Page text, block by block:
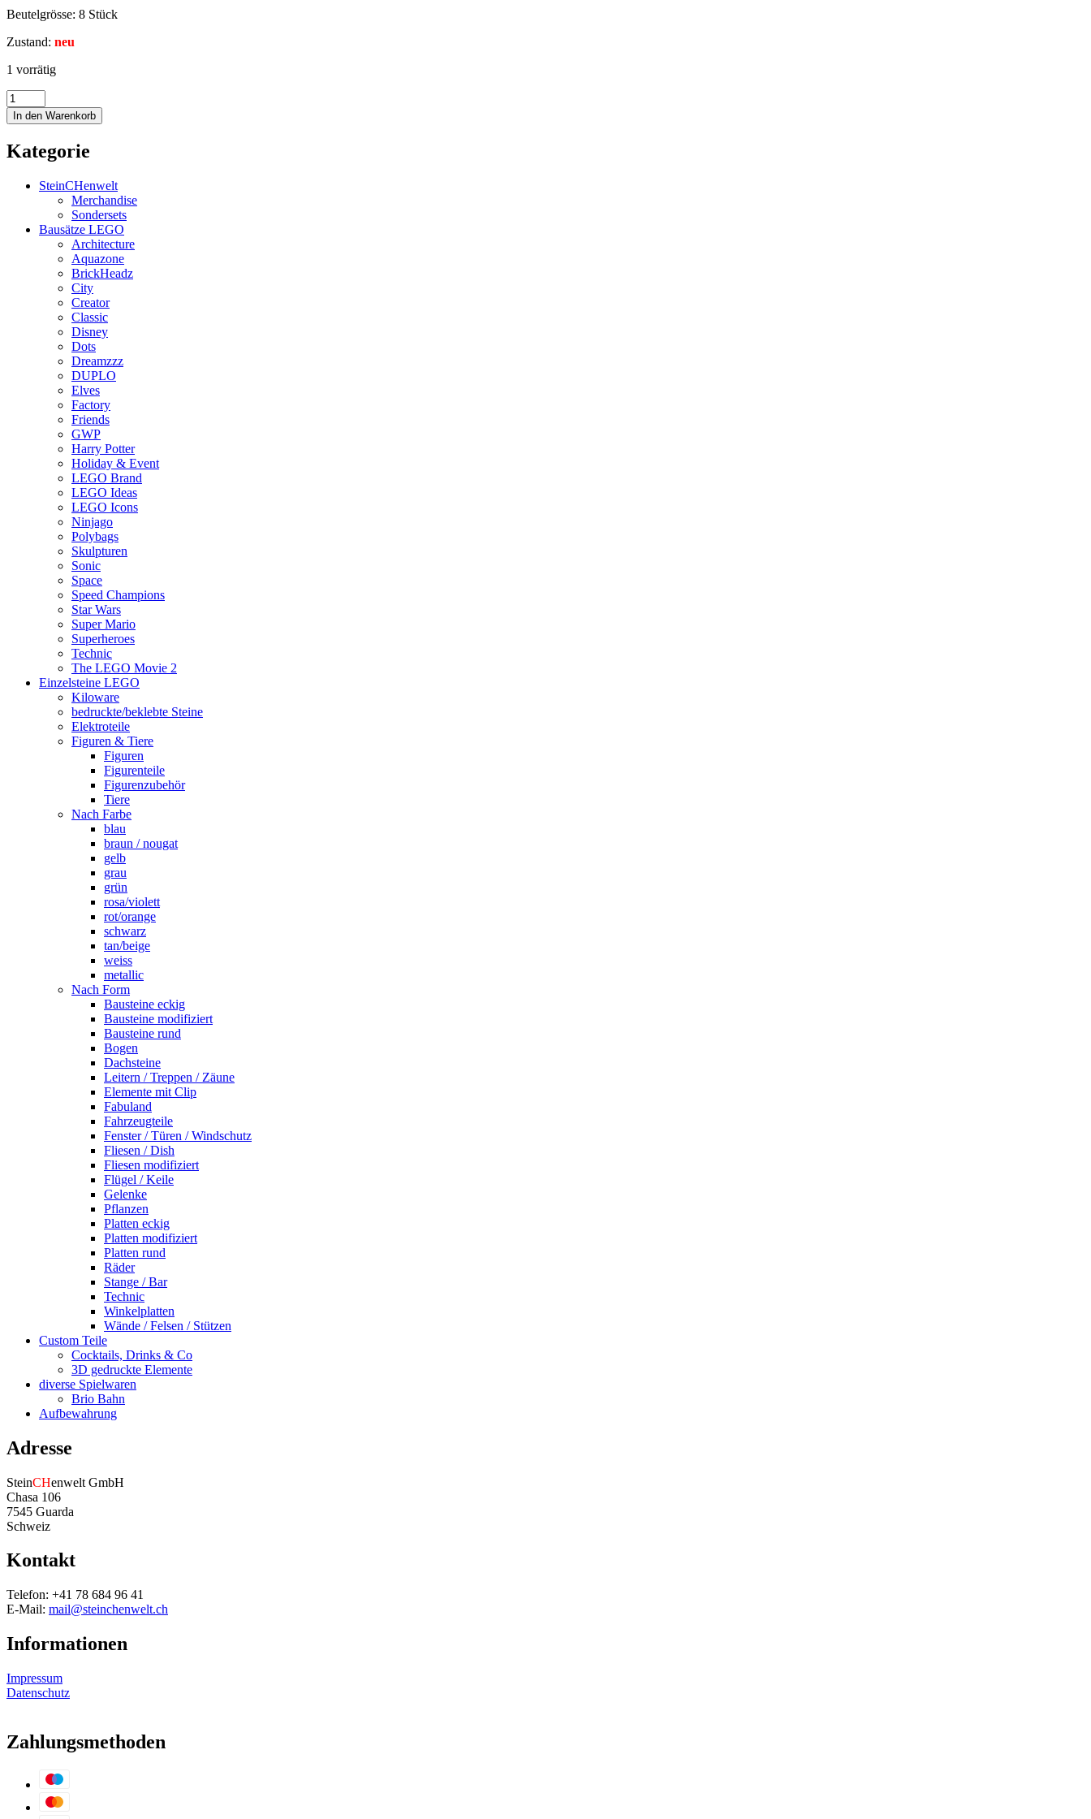
Beutelgrösse: 8 Stück
Zustand: neu
1 vorrätig
In den Warenkorb
Kategorie
SteinCHenwelt
Merchandise
Sondersets
Bausätze LEGO
Architecture
Aquazone
BrickHeadz
City
Creator
Classic
Disney
Dots
Dreamzzz
DUPLO
Elves
Factory
Friends
GWP
Harry Potter
Holiday & Event
LEGO Brand
LEGO Ideas
LEGO Icons
Ninjago
Polybags
Skulpturen
Sonic
Space
Speed Champions
Star Wars
Super Mario
Superheroes
Technic
The LEGO Movie 2
Einzelsteine LEGO
Kiloware
bedruckte/beklebte Steine
Elektroteile
Figuren & Tiere
Figuren
Figurenteile
Figurenzubehör
Tiere
Nach Farbe
blau
braun / nougat
gelb
grau
grün
rosa/violett
rot/orange
schwarz
tan/beige
weiss
metallic
Nach Form
Bausteine eckig
Bausteine modifiziert
Bausteine rund
Bogen
Dachsteine
Leitern / Treppen / Zäune
Elemente mit Clip
Fabuland
Fahrzeugteile
Fenster / Türen / Windschutz
Fliesen / Dish
Fliesen modifiziert
Flügel / Keile
Gelenke
Pflanzen
Platten eckig
Platten modifiziert
Platten rund
Räder
Stange / Bar
Technic
Winkelplatten
Wände / Felsen / Stützen
Custom Teile
Cocktails, Drinks & Co
3D gedruckte Elemente
diverse Spielwaren
Brio Bahn
Aufbewahrung
Adresse
SteinCHenwelt GmbH
Chasa 106
7545 Guarda
Schweiz
Kontakt
Telefon: +41 78 684 96 41
E-Mail: mail@steinchenwelt.ch
Informationen
Impressum
Datenschutz
Zahlungsmethoden